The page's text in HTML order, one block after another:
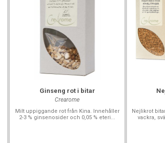
Ginseng rot i bitar
Crearome
Milt uppiggande rot från Kina. Innehåller
2-3 % ginsenosider och 0,05 % eteri...
Nejlikrot
vackra,